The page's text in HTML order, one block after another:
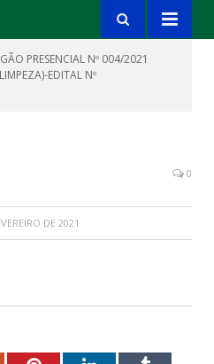
PRESENCIAL Nº 004/2021
EDITAL Nº
0
DE 2021